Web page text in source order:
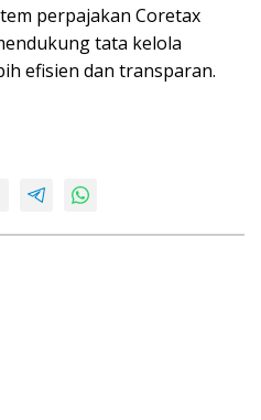
perpajakan Coretax
tata kelola
efisien dan transparan.